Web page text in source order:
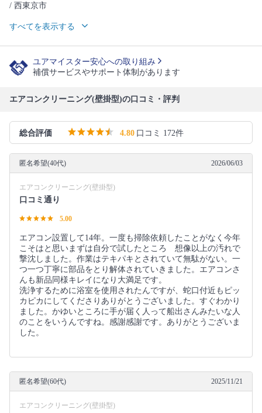
/ 西東京市
すべてを表示する
ユアマイスター安心への取り組み
補償サービスやサポート体制があります
エアコンクリーニング(壁掛型)の口コミ・評判
総合評価 4.80 口コミ 172件
匿名希望(40代) 2026/06/03
エアコンクリーニング(壁掛型)
口コミ通り
5.00
エアコン設置して14年。一度も掃除依頼したことがなく今年
こそはと思いまずは自分で試したところ 想像以上の汚れで
撃沈しました。作業はテキパキとされていて無駄がない。一
つ一つ丁寧に部品をとり解体されていきました。エアコンさ
んも新品同様キレイになり大満足です。
洗浄するために浴室を使用されたんですが、蛇口付近もピッ
カピカにしてくださりありがとうございました。すぐわかり
ました。かゆいところに手が届く人って船出さんみたいな人
のことをいうんですね。感謝感謝です。ありがとうございま
した。
匿名希望(60代) 2025/11/21
エアコンクリーニング(壁掛型)